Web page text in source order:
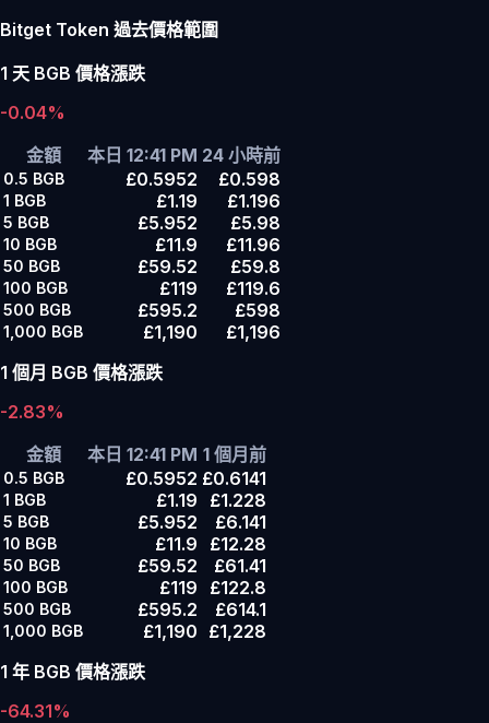
Bitget Token 過去價格範圍
1 天 BGB 價格漲跌
-0.04%
金額
本日 12:41 PM 24 小時前
0.5 BGB £0.5952 £0.598
1 BGB £1.19 £1.196
5 BGB £5.952 £5.98
10 BGB £11.9 £11.96
50 BGB £59.52 £59.8
100 BGB £119 £119.6
500 BGB £595.2 £598
1,000 BGB £1,190
£1,196
1 個月 BGB 價格漲跌
-2.83%
金額
本日 12:41 PM 1 個月前
0.5 BGB £0.5952 £0.6141
1 BGB £1.19 £1.228
5 BGB £5.952 £6.141
10 BGB £11.9 £12.28
50 BGB £59.52 £61.41
100 BGB £119 £122.8
500 BGB £595.2 £614.1
1,000 BGB £1,190 £1,228
1 年 BGB 價格漲跌
-64.31%